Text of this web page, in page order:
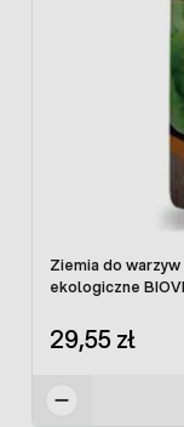
Koncentrat
ogórków i ziół
w proporcji 10
wystarczy na
stosować przez
nawożenie co 2-
do pomidorów
W ofercie sklepu
Ziemia do warzyw i
ekologiczne
29,55 zł